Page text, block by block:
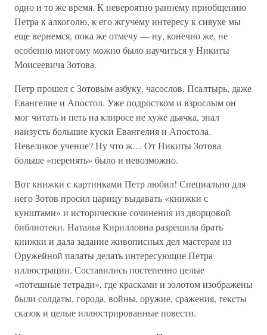
одно и то же время. К невероятно раннему приобщению
Петра к алкоголю, к его жгучему интересу к сивухе мы
еще вернемся, пока же отмечу — ну, конечно же, не
особенно многому можно было научиться у Никиты
Моисеевича Зотова.
Петр прошел с Зотовым азбуку, часослов, Псалтырь, даже
Евангелие и Апостол. Уже подростком и взрослым он
мог читать и петь на клиросе не хуже дьячка, знал
наизусть большие куски Евангелия и Апостола.
Невеликое учение? Ну что ж… От Никиты Зотова
больше «перенять» было и невозможно.
Вот книжки с картинками Петр любил! Специально для
него Зотов просил царицу выдавать «книжки с
кунштами» и исторические сочинения из дворцовой
библиотеки. Наталья Кирилловна разрешила брать
книжки и дала задание живописных дел мастерам из
Оружейной палаты делать интересующие Петра
иллюстрации. Составились постепенно целые
«потешные тетради», где красками и золотом изображены
были солдаты, города, войны, оружие, сражения, тексты
сказок и целые иллюстрированные повести.